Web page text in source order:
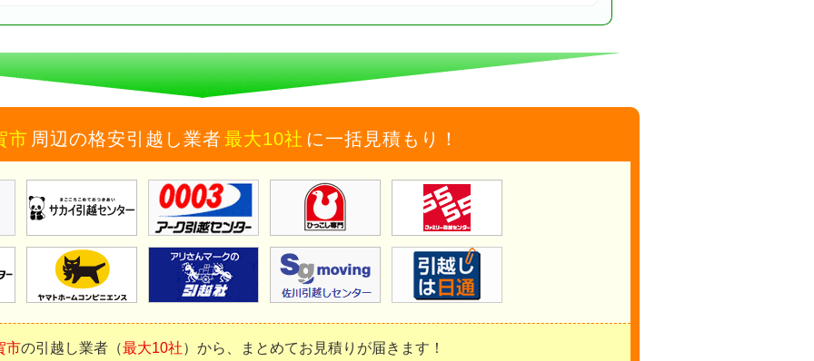
市 周辺の格安引越し業者最大10社 に一括見積もり！
市の引越し業者（最大10社）から、まとめてお見積りが届きます！